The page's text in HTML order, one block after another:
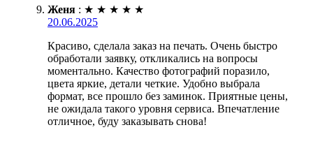
Женя : ★ ★ ★ ★ ★
20.06.2025
Красиво, сделала заказ на печать. Очень быстро
обработали заявку, откликались на вопросы
моментально. Качество фотографий поразило,
цвета яркие, детали четкие. Удобно выбрала
формат, все прошло без заминок. Приятные цены,
не ожидала такого уровня сервиса. Впечатление
отличное, буду заказывать снова!